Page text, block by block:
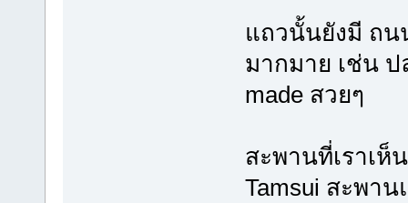
แถวนั้นยังมี ถน
มากมาย เช่น
made สวยๆ
สะพานที่เราเห็
Tamsui สะพา